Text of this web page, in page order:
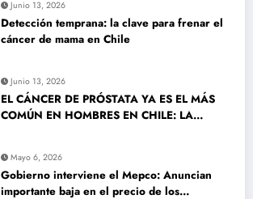
Junio 13, 2026
Detección temprana: la clave para frenar el
cáncer de mama en Chile
Junio 13, 2026
EL CÁNCER DE PRÓSTATA YA ES EL MÁS
COMÚN EN HOMBRES EN CHILE: LA
Mayo 6, 2026
Gobierno interviene el Mepco: Anuncian
importante baja en el precio de los